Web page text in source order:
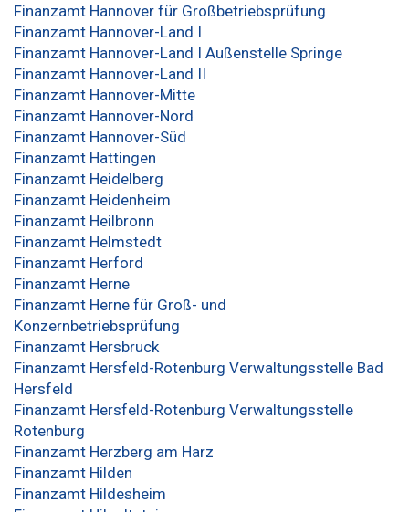
Finanzamt Hannover für Großbetriebsprüfung
Finanzamt Hannover-Land I
Finanzamt Hannover-Land I Außenstelle Springe
Finanzamt Hannover-Land II
Finanzamt Hannover-Mitte
Finanzamt Hannover-Nord
Finanzamt Hannover-Süd
Finanzamt Hattingen
Finanzamt Heidelberg
Finanzamt Heidenheim
Finanzamt Heilbronn
Finanzamt Helmstedt
Finanzamt Herford
Finanzamt Herne
Finanzamt Herne für Groß- und
Konzernbetriebsprüfung
Finanzamt Hersbruck
Finanzamt Hersfeld-Rotenburg Verwaltungsstelle Bad
Hersfeld
Finanzamt Hersfeld-Rotenburg Verwaltungsstelle
Rotenburg
Finanzamt Herzberg am Harz
Finanzamt Hilden
Finanzamt Hildesheim